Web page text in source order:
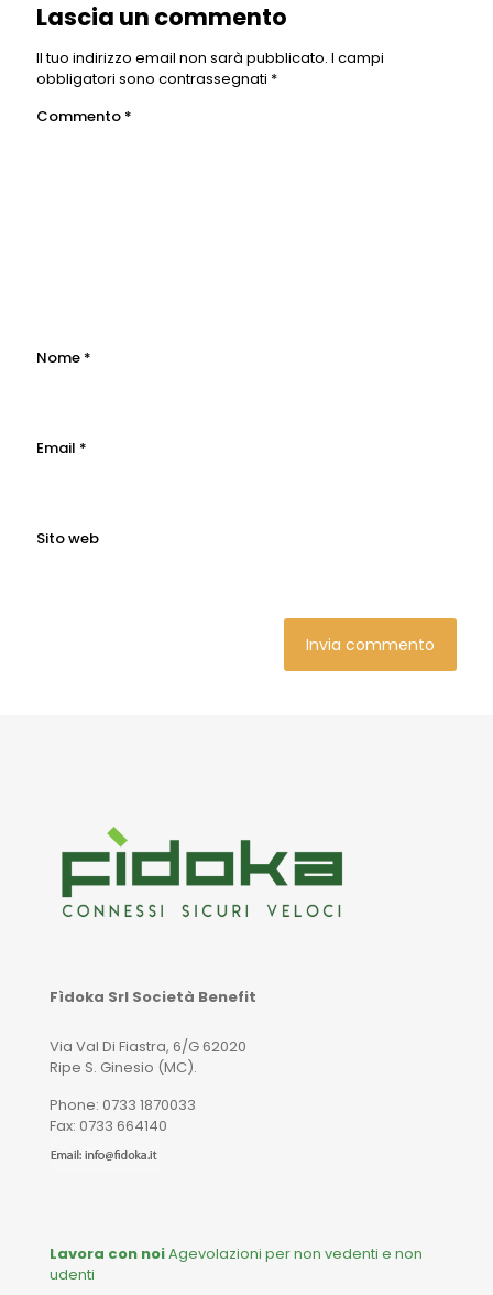
Lascia un commento
Il tuo indirizzo email non sarà pubblicato. I campi
obbligatori sono contrassegnati *
Commento *
Nome *
Email *
Sito web
Fìdoka Srl Società Benefit
Via Val Di Fiastra, 6/G 62020
Ripe S. Ginesio (MC).
Phone: 0733 1870033
Fax: 0733 664140
Lavora con noiAgevolazioni per non vedenti e non
udenti